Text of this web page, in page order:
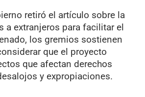
retiró el artículo sobre la
a extranjeros para facilitar el
los gremios sostienen
que el proyecto
que afectan derechos
y expropiaciones.